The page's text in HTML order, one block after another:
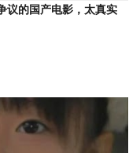
议的国产电影，太真实